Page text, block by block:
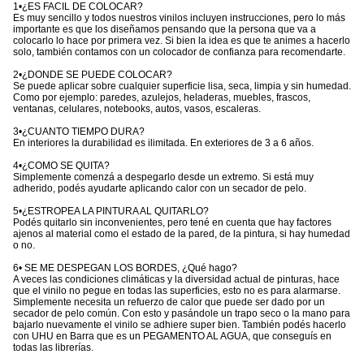
1•¿ES FACIL DE COLOCAR?
Es muy sencillo y todos nuestros vinilos incluyen instrucciones, pero lo más
importante es que los diseñamos pensando que la persona que va a
colocarlo lo hace por primera vez. Si bien la idea es que te animes a hacerlo
solo, también contamos con un colocador de confianza para recomendarte.
2•¿DONDE SE PUEDE COLOCAR?
Se puede aplicar sobre cualquier superficie lisa, seca, limpia y sin humedad.
Como por ejemplo: paredes, azulejos, heladeras, muebles, frascos,
ventanas, celulares, notebooks, autos, vasos, escaleras.
3•¿CUANTO TIEMPO DURA?
En interiores la durabilidad es ilimitada. En exteriores de 3 a 6 años.
4•¿COMO SE QUITA?
Simplemente comenzá a despegarlo desde un extremo. Si está muy
adherido, podés ayudarte aplicando calor con un secador de pelo.
5•¿ESTROPEA LA PINTURA AL QUITARLO?
Podés quitarlo sin inconvenientes, pero tené en cuenta que hay factores
ajenos al material como el estado de la pared, de la pintura, si hay humedad
o no.
6• SE ME DESPEGAN LOS BORDES, ¿Qué hago?
A veces las condiciones climáticas y la diversidad actual de pinturas, hace
que el vinilo no pegue en todas las superficies, esto no es para alarmarse.
Simplemente necesita un refuerzo de calor que puede ser dado por un
secador de pelo común. Con esto y pasándole un trapo seco o la mano para
bajarlo nuevamente el vinilo se adhiere super bien. También podés hacerlo
con UHU en Barra que es un PEGAMENTO AL AGUA, que conseguís en
todas las librerías.